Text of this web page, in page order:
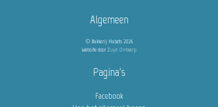
Algemeen
© Bakkerij Habets 2026
Website door Zuyd Ontwerp
Pagina's
Facebook